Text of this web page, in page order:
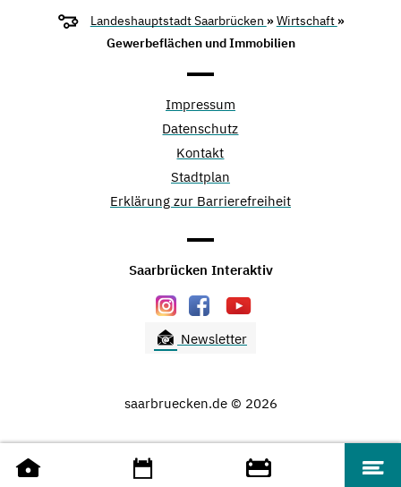
Landeshauptstadt Saarbrücken »Wirtschaft »
Gewerbeflächen und Immobilien
Impressum
Datenschutz
Kontakt
Stadtplan
Erklärung zur Barrierefreiheit
Saarbrücken Interaktiv
Newsletter
saarbruecken.de © 2026